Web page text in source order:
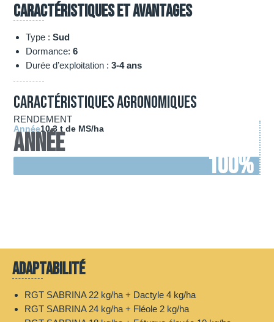
Caractéristiques et avantages
Type :Sud
Dormance:6
Durée d’exploitation :3-4 ans
Caractéristiques agronomiques
RENDEMENT
Année10.3 t de MS/ha
Année
100%
Adaptabilité
RGT SABRINA 22 kg/ha + Dactyle 4 kg/ha
RGT SABRINA 24 kg/ha + Fléole 2 kg/ha